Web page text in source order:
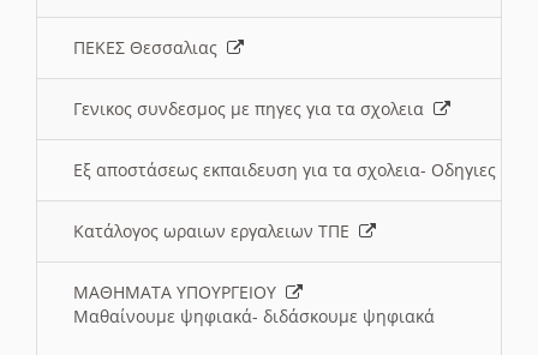
ΠΕΚΕΣ Θεσσαλιας
Γενικος συνδεσμος με πηγες για τα σχολεια
Εξ αποστάσεως εκπαιδευση για τα σχολεια- Οδηγιες
Κατάλογος ωραιων εργαλειων ΤΠΕ
ΜΑΘΗΜΑΤΑ ΥΠΟΥΡΓΕΙΟΥ
Μαθαίνουμε ψηφιακά- διδάσκουμε ψηφιακά